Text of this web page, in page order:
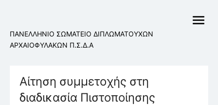
ΠΑΝΕΛΛΗΝΙΟ ΣΩΜΑΤΕΙΟ ΔΙΠΛΩΜΑΤΟΥΧΩΝ
ΑΡΧΑΙΟΦΥΛΑΚΩΝ Π.Σ.Δ.Α
open
Αίτηση συμμετοχής στη
διαδικασία Πιστοποίησης